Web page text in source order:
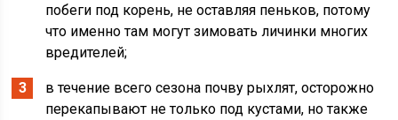
побеги под корень, не оставляя пеньков, потому
что именно там могут зимовать личинки многих
вредителей;
в течение всего сезона почву рыхлят, осторожно
перекапывают не только под кустами, но также